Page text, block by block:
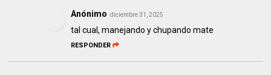
Anónimo diciembre 31, 2025
tal cual, manejando y chupando mate
RESPONDER